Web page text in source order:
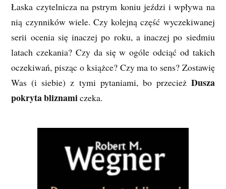
Łaska czytelnicza na pstrym koniu jeździ i wpływa na
nią czynników wiele. Czy kolejną część wyczekiwanej
serii ocenia się inaczej po roku, a inaczej po siedmiu
latach czekania? Czy da się w ogóle odciąć od takich
oczekiwań, pisząc o książce? Czy ma to sens? Zostawię
Was (i siebie) z tymi pytaniami, bo przecież Dusza
pokryta bliznamiczeka.